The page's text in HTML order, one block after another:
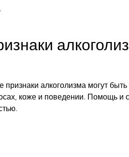
признаки алкоголизма могут быть
коже и поведении. Помощь и